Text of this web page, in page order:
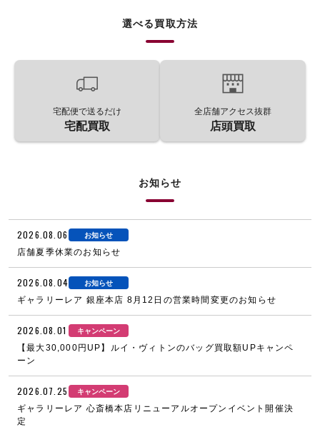
選べる買取方法
宅配便で送るだけ
宅配買取
全店舗アクセス抜群
店頭買取
お知らせ
2026.08.06 お知らせ
店舗夏季休業のお知らせ
2026.08.04 お知らせ
ギャラリーレア 銀座本店 8月12日の営業時間変更のお知らせ
2026.08.01 キャンペーン
【最大30,000円UP】ルイ・ヴィトンのバッグ買取額UPキャンペ
ーン
2026.07.25 キャンペーン
ギャラリーレア 心斎橋本店リニューアルオープンイベント開催決
定